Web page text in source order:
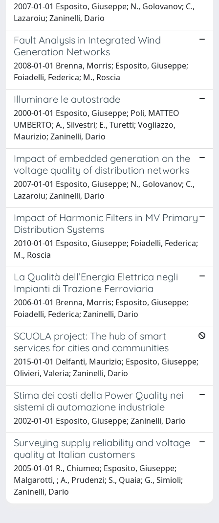
2007-01-01 Esposito, Giuseppe; N., Golovanov; C.,
Lazaroiu; Zaninelli, Dario
Fault Analysis in Integrated Wind
Generation Networks
2008-01-01 Brenna, Morris; Esposito, Giuseppe;
Foiadelli, Federica; M., Roscia
Illuminare le autostrade
2000-01-01 Esposito, Giuseppe; Poli, MATTEO
UMBERTO; A., Silvestri; E., Turetti; Vogliazzo,
Maurizio; Zaninelli, Dario
Impact of embedded generation on the
voltage quality of distribution networks
2007-01-01 Esposito, Giuseppe; N., Golovanov; C.,
Lazaroiu; Zaninelli, Dario
Impact of Harmonic Filters in MV Primary
Distribution Systems
2010-01-01 Esposito, Giuseppe; Foiadelli, Federica;
M., Roscia
La Qualità dell’Energia Elettrica negli
Impianti di Trazione Ferroviaria
2006-01-01 Brenna, Morris; Esposito, Giuseppe;
Foiadelli, Federica; Zaninelli, Dario
SCUOLA project: The hub of smart
services for cities and communities
2015-01-01 Delfanti, Maurizio; Esposito, Giuseppe;
Olivieri, Valeria; Zaninelli, Dario
Stima dei costi della Power Quality nei
sistemi di automazione industriale
2002-01-01 Esposito, Giuseppe; Zaninelli, Dario
Surveying supply reliability and voltage
quality at Italian customers
2005-01-01 R., Chiumeo; Esposito, Giuseppe;
Malgarotti, ; A., Prudenzi; S., Quaia; G., Simioli;
Zaninelli, Dario